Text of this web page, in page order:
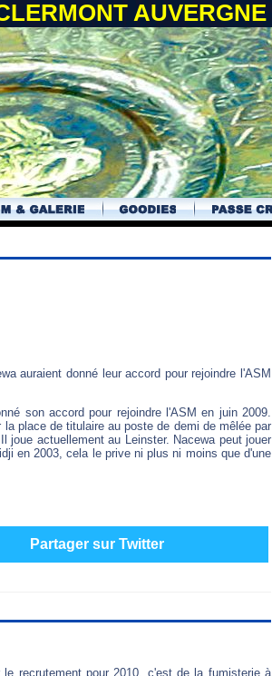
AUVERGNE
auraient donné leur accord pour rejoindre l'ASM
son accord pour rejoindre l'ASM en juin 2009.
place de titulaire au poste de demi de mêlée par
joue actuellement au Leinster. Nacewa peut jouer
en 2003, cela le prive ni plus ni moins que d'une
Partager sur Twitter
recrutement pour 2010, c'est de la fumisterie à